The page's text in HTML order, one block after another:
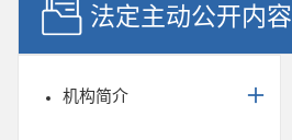
法定主动公开内容
机构简介